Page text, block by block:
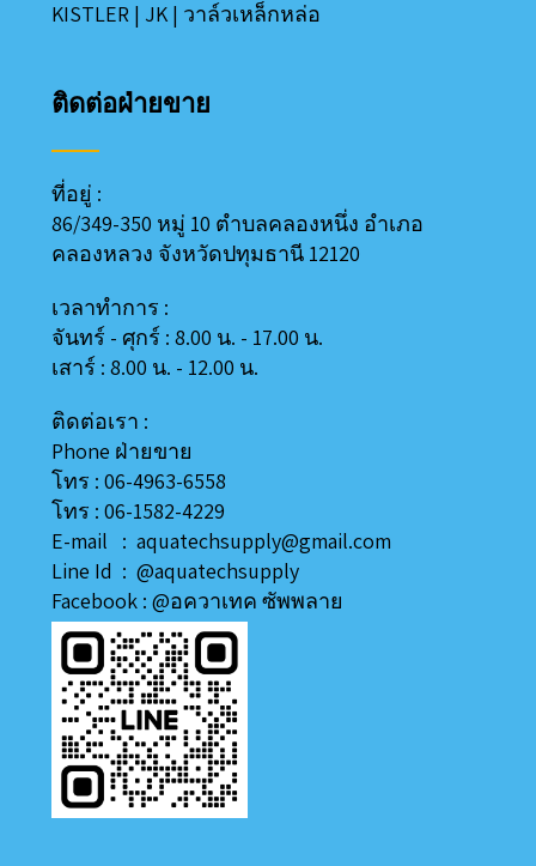
KISTLER | JK | วาล์วเหล็กหล่อ
ติดต่อฝ่ายขาย
ที่อยู่ :
86/349-350 หมู่ 10 ตำบลคลองหนึ่ง อำเภอ
คลองหลวง จังหวัดปทุมธานี 12120
เวลาทำการ :
จันทร์ - ศุกร์ : 8.00 น. - 17.00 น.
เสาร์ : 8.00 น. - 12.00 น.
ติดต่อเรา :
Phone ฝ่ายขาย
โทร : 06-4963-6558
โทร : 06-1582-4229
E-mail : aquatechsupply@gmail.com
Line Id :@aquatechsupply
Facebook :@อควาเทค ซัพพลาย